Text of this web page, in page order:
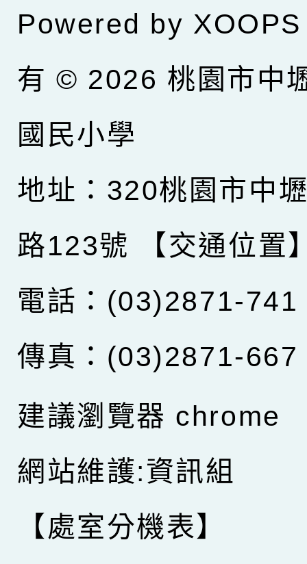
Powered by XOOPS
有 © 2026 桃園市中
國民小學
地址：320桃園市中
路123號
【交通位置
電話：(03)2871-741
傳真：(03)2871-667
建議瀏覽器 chrome
網站維護:資訊組
【處室分機表】